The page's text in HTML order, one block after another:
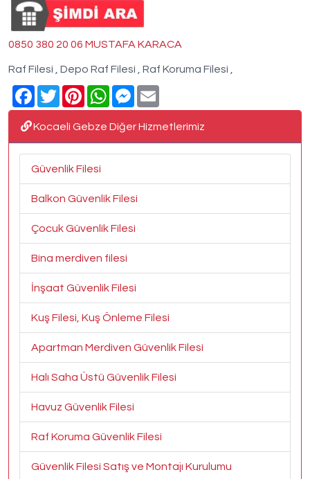
0850 380 20 06 MUSTAFA KARACA
Raf Filesi , Depo Raf Filesi , Raf Koruma Filesi ,
Facebook
TwitterPinterestWhatsAppMessenger
Kocaeli Gebze Diğer Hizmetlerimiz
Güvenlik Filesi
Balkon Güvenlik Filesi
Çocuk Güvenlik Filesi
Bina merdiven filesi
İnşaat Güvenlik Filesi
Kuş Filesi, Kuş Önleme Filesi
Apartman Merdiven Güvenlik Filesi
Halı Saha Üstü Güvenlik Filesi
Havuz Güvenlik Filesi
Raf Koruma Güvenlik Filesi
Güvenlik Filesi Satış ve Montajı Kurulumu